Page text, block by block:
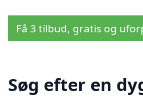
Få 3 tilbud, gratis og
Søg efter en